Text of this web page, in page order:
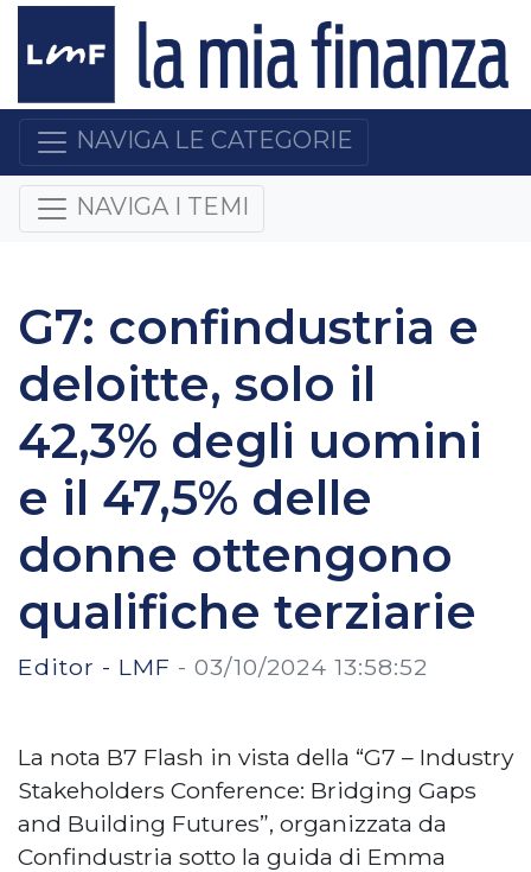
NAVIGA LE CATEGORIE
NAVIGA I TEMI
G7: confindustria e
deloitte, solo il
42,3% degli uomini
e il 47,5% delle
donne ottengono
qualifiche terziarie
Editor - LMF - 03/10/2024 13:58:52
La nota B7 Flash in vista della “G7 – Industry
Stakeholders Conference: Bridging Gaps
and Building Futures”, organizzata da
Confindustria sotto la guida di Emma